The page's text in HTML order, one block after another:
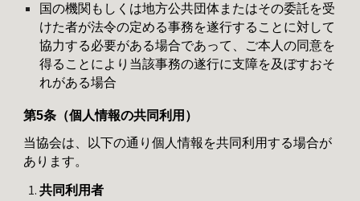
国の機関もしくは地方公共団体またはその委託を受
けた者が法令の定める事務を遂行することに対して
協力する必要がある場合であって、ご本人の同意を
得ることにより当該事務の遂行に支障を及ぼすおそ
れがある場合
第5条（個人情報の共同利用）
当協会は、以下の通り個人情報を共同利用する場合が
あります。
共同利用者